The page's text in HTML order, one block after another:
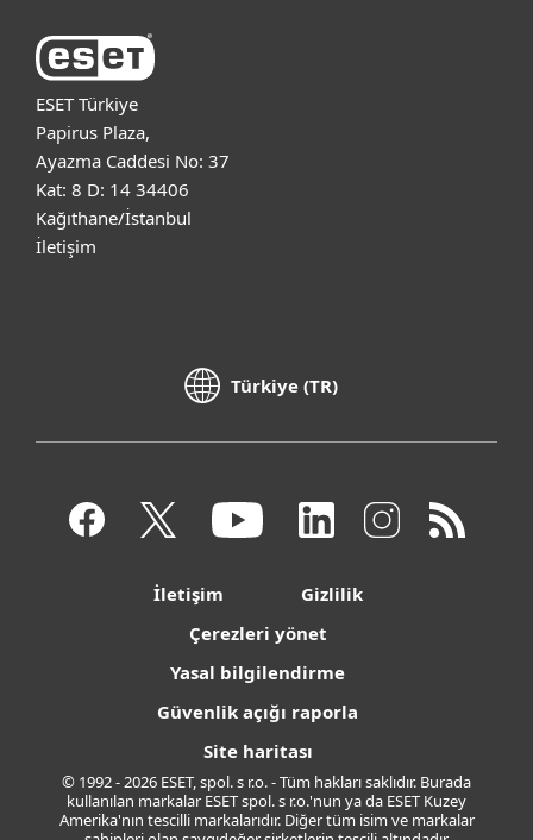
ESET Türkiye
Papirus Plaza,
Ayazma Caddesi No: 37
Kat: 8 D: 14 34406
Kağıthane/İstanbul
İletişim
Türkiye (TR)
İletişim
Gizlilik
Çerezleri yönet
Yasal bilgilendirme
Güvenlik açığı raporla
Site haritası
© 1992 - 2026 ESET, spol. s r.o. - Tüm hakları saklıdır. Burada
kullanılan markalar ESET spol. s r.o.'nun ya da ESET Kuzey
Amerika'nın tescilli markalarıdır. Diğer tüm isim ve markalar